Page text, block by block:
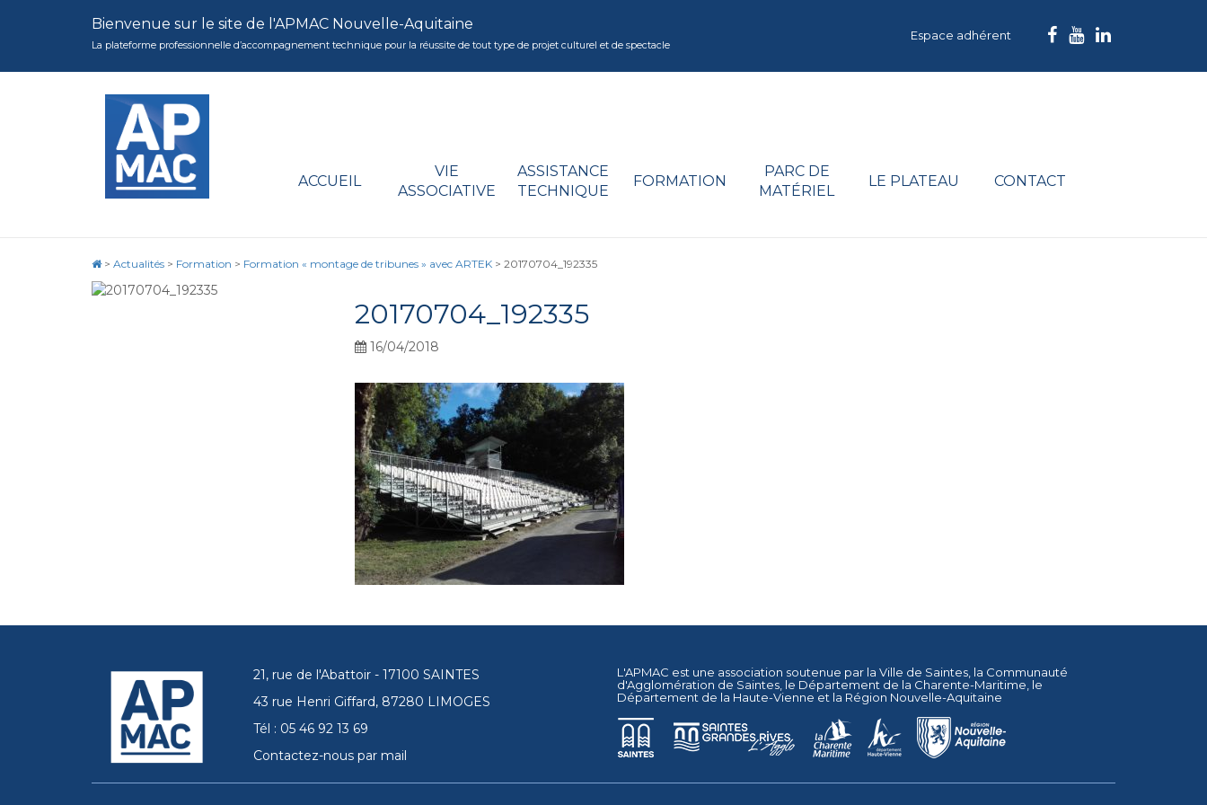
Bienvenue sur le site de l'APMAC Nouvelle-Aquitaine
La plateforme professionnelle d’accompagnement technique pour la réussite de tout type de projet culturel et de spectacle
Espace adhérent
ACCUEIL
VIE
ASSOCIATIVE
ASSISTANCE
TECHNIQUE
FORMATION
PARC DE
MATÉRIEL
LE PLATEAU CONTACT
> Actualités > Formation > Formation « montage de tribunes » avec ARTEK > 20170704_192335
20170704_192335
16/04/2018
21, rue de l'Abattoir - 17100 SAINTES
43 rue Henri Giffard, 87280 LIMOGES
Tél : 05 46 92 13 69
Contactez-nous par mail
L'APMAC est une association soutenue par la Ville de Saintes , la Communauté
d'Agglomération de Saintes , le Département de la Charente-Maritime , le
Département de la Haute-Vienne et la Région Nouvelle-Aquitaine